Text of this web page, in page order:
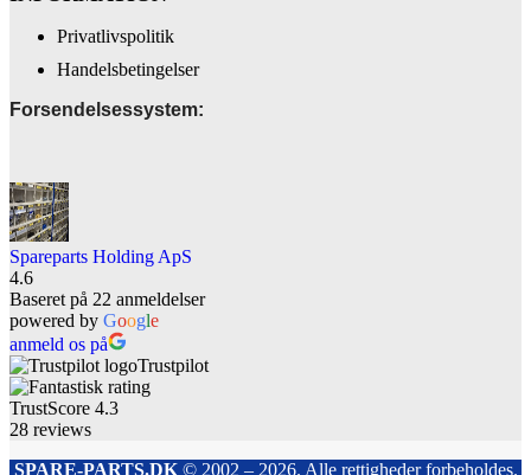
Privatlivspolitik
Handelsbetingelser
Forsendelsessystem:
Spareparts Holding ApS
4.6
Baseret på 22 anmeldelser
powered by Google
anmeld os på
Trustpilot
TrustScore 4.3
28 reviews
SPARE-PARTS.DK© 2002 – 2026. Alle rettigheder forbeholdes.